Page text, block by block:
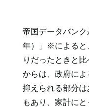
帝国データバン
年）」※によると
りだったときと
からは、政府に
抑えられる部分
もあり、家計に